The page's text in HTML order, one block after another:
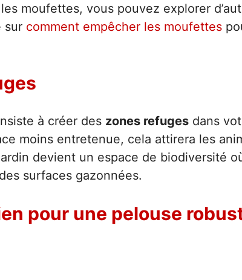
moufettes, vous pouvez explorer
sur comment empêcher les moufettes
à créer des zones refuges dans
moins entretenue, cela attirera les
devient un espace de biodiversité
surfaces gazonnées.
pour une pelouse